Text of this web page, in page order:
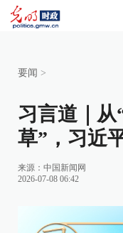
要闻 >
习言道｜从
草”，习近
来源： 中国新闻网
2026-07-08 06:42